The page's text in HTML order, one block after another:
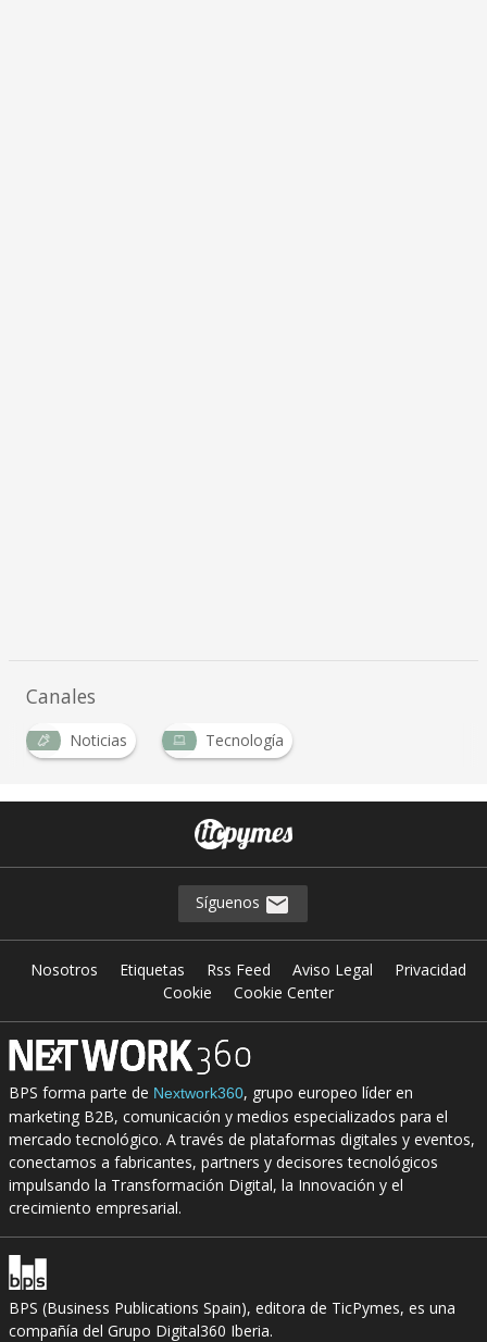
Canales
Noticias Tecnología
Síguenos
Nosotros Etiquetas Rss Feed Aviso Legal
Privacidad
Cookie
Cookie Center
BPS forma parte de Nextwork360, grupo europeo líder en
marketing B2B, comunicación y medios especializados para el
mercado tecnológico. A través de plataformas digitales y eventos,
conectamos a fabricantes, partners y decisores tecnológicos
impulsando la Transformación Digital, la Innovación y el
crecimiento empresarial.
BPS (Business Publications Spain), editora de TicPymes, es una
compañía del Grupo Digital360 Iberia.